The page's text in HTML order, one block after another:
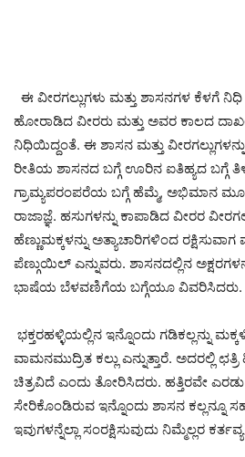
ಈ ವೀರಗಲ್ಲುಗಳು ಮತ್ತು ಶಾಸನಗಳ ಕೆಳಗೆ
ಹೋರಾಡಿದ ವೀರರು ಮತ್ತು ಅವರ ಕಾಲದ
ನಿಧಿಯಿದ್ದಂತೆ. ಈ ಶಾಸನ ಮತ್ತು
ರೀತಿಯ ಶಾಸನದ ಬಗ್ಗೆ ಊರಿನ ಐತಿಹ್ಯದ ಬಗ್ಗೆ
ಗ್ರಾಮ್ಯಪರಂಪರೆಯ ಬಗ್ಗೆ ಹೆಮ್ಮೆ, ಅಭಿಮಾನ
ರಾಜಾಜ್ಞೆ. ಹಸುಗಳನ್ನು ಕಾಪಾಡಿದ ವೀರರ
ಹೆಣ್ಣುಮಕ್ಕಳನ್ನು ಅತ್ಯಾಚಾರಿಗಳಿಂದ
ಪೆಣ್ಗುಯಿಲ್ ಎನ್ನುವರು. ಶಾಸನದಲ್ಲಿನ
ಭಾಷೆಯ ಬೆಳವಣಿಗೆಯ ಬಗ್ಗೆಯೂ ವಿವರಿಸಿದರು.
ಭಕ್ತರಹಳ್ಳಿಯಲ್ಲಿನ ಇನ್ನೊಂದು ಗಡಿಕಲ್ಲನ್ನು
ವಾಮನಮುದ್ರಿತ ಕಲ್ಲು ಎನ್ನುತ್ತಾರೆ. ಅದರಲ್ಲಿ
ಚಿತ್ರವಿದೆ ಎಂದು ತೋರಿಸಿದರು. ಹತ್ತಿರವೇ
ಸೇರಿಕೊಂಡಿರುವ ಇನ್ನೊಂದು ಶಾಸನ
ಇವುಗಳನ್ನೆಲ್ಲಾ ಸಂರಕ್ಷಿಸುವುದು ನಿಮ್ಮೆಲ್ಲರ